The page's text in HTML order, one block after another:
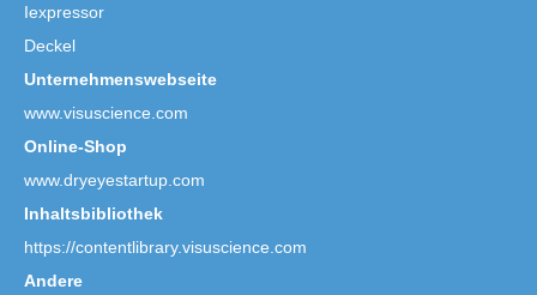
Iexpressor
Deckel
Unternehmenswebseite
www.visuscience.com
Online-Shop
www.dryeyestartup.com
Inhaltsbibliothek
https://contentlibrary.visuscience.com
Andere